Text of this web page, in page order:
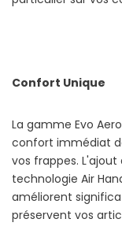
Confort Unique
La gamme Evo
confort immédiat
vos frappes.
technologie Air
améliorent
préservent vos